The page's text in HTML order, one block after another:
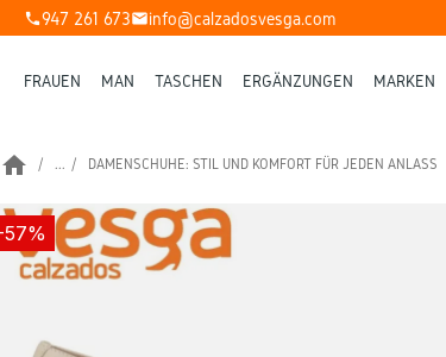
phone947 261 673mailinfo@calzadosvesga.com
FRAUEN MAN TASCHEN ERGÄNZUNGEN MARKEN
home ... DAMENSCHUHE: STIL UND KOMFORT FÜR JEDEN ANLASS